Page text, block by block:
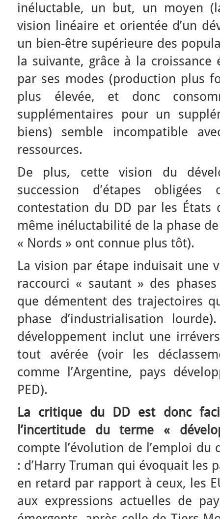
inéluctable, un but, un moyen
vision linéaire et orientée d’un
un bien-être supérieure des
la suivante, grâce à la
par ses modes (production plus
plus élevée, et donc
supplémentaires pour un
biens) semble incompatible
ressources.
De plus, cette vision du
succession d’étapes
contestation du DD par les États
même inéluctabilité de la phase
« Nords » ont connue plus tôt).
La vision par étape induisait une
raccourci « sautant » des
que démentent des trajectoires
phase d’industrialisation
développement inclut une
tout avérée (voir les
comme l’Argentine, pays
PED).
La critique du DD est donc
l’incertitude du terme «
compte l’évolution de l’emploi
: d’Harry Truman qui évoquait les
en retard par rapport à ceux, les
aux expressions actuelles de